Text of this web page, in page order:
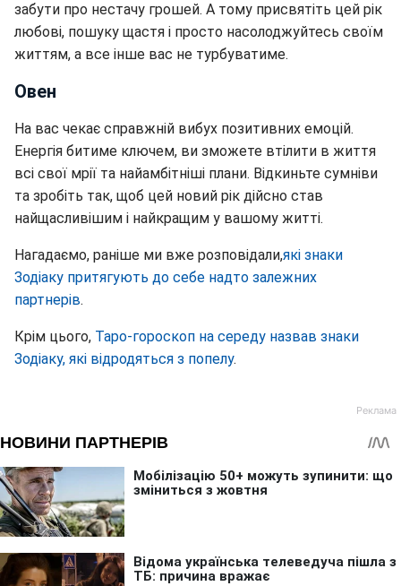
забути про нестачу грошей. А тому присвятіть цей рік
любові, пошуку щастя і просто насолоджуйтесь своїм
життям, а все інше вас не турбуватиме.
Овен
На вас чекає справжній вибух позитивних емоцій.
Енергія битиме ключем, ви зможете втілити в життя
всі свої мрії та найамбітніші плани. Відкиньте сумніви
та зробіть так, щоб цей новий рік дійсно став
найщасливішим і найкращим у вашому житті.
Нагадаємо, раніше ми вже розповідали,які знаки
Зодіаку притягують до себе надто залежних
партнерів.
Крім цього, Таро-гороскоп на середу назвав знаки
Зодіаку, які відродяться з попелу.